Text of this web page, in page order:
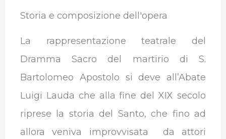
Storia e composizione dell'opera
La rappresentazione teatrale del
Dramma Sacro del martirio di S.
Bartolomeo Apostolo si deve all’Abate
Luigi Lauda che alla fine del XIX secolo
riprese la storia del Santo, che fino ad
allora veniva improvvisata da attori